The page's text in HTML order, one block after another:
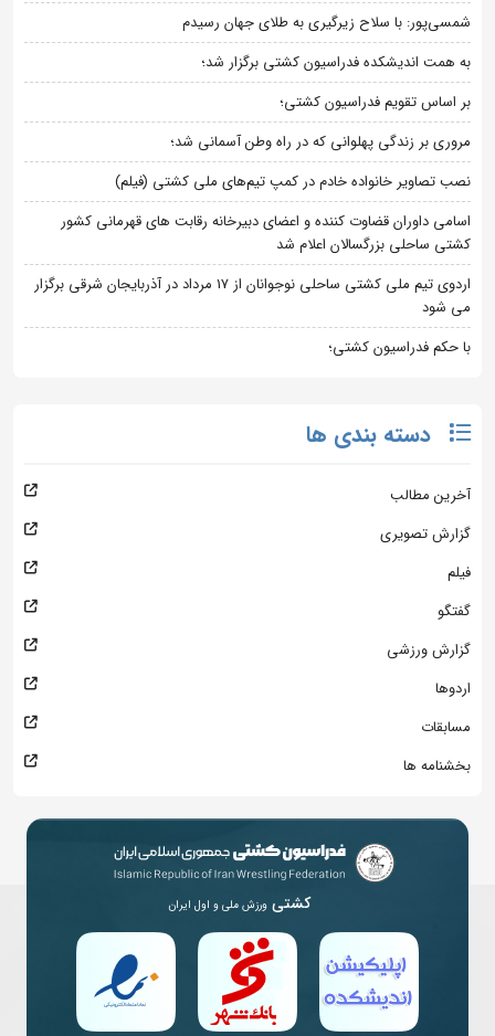
شمسی‌پور: با سلاح زیرگیری به طلای جهان رسیدم
به همت اندیشکده فدراسیون کشتی برگزار شد؛
بر اساس تقویم فدراسیون کشتی؛
مروری بر زندگی پهلوانی که در راه وطن آسمانی شد؛
نصب تصاویر خانواده خادم در کمپ تیم‌های ملی کشتی (فیلم)
اسامی داوران قضاوت کننده و اعضای دبیرخانه رقابت های قهرمانی کشور
کشتی ساحلی بزرگسالان اعلام شد
اردوی تیم ملی کشتی ساحلی نوجوانان از 17 مرداد در آذربایجان شرقی برگزار
می شود
با حکم فدراسیون کشتی؛
دسته بندی ها
آخرین مطالب
گزارش تصویری
فیلم
گفتگو
گزارش ورزشی
اردوها
مسابقات
بخشنامه ها
کشتی ورزش ملی و اول ایران